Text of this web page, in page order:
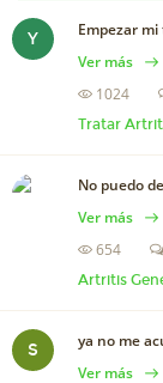
Y
Empezar
Ver más
1024
Tratar
No puedo
Ver más
654
Artritis
S
ya no me
Ver más